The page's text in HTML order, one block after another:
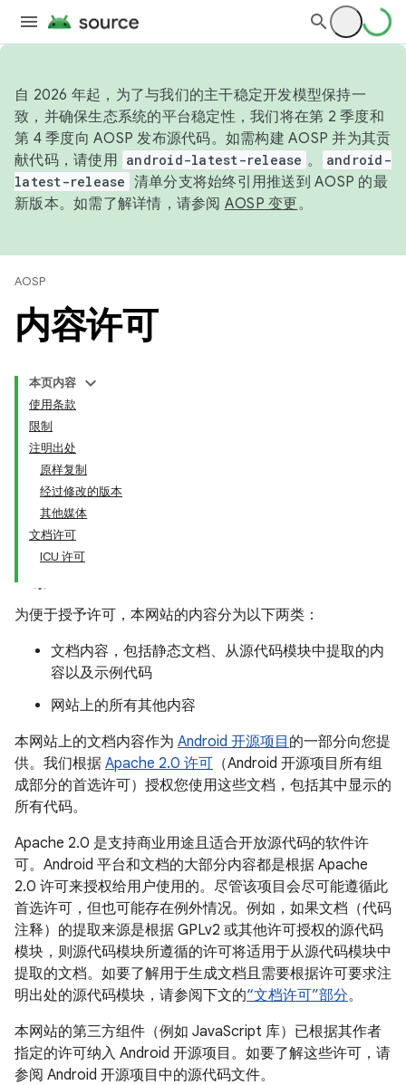
自 2026 年起，为了与我们的主干稳定开发模型保持一
致，并确保生态系统的平台稳定性，我们将在第 2 季度和
第 4 季度向 AOSP 发布源代码。如需构建 AOSP 并为其贡
献代码，请使用 android-latest-release 。
android-
latest-release 清单分支将始终引用推送到 AOSP 的最
新版本。如需了解详情，请参阅 AOSP 变更。
AOSP
内容许可
本页内容
使用条款
限制
注明出处
原样复制
经过修改的版本
其他媒体
文档许可
ICU 许可
为便于授予许可，本网站的内容分为以下两类：
文档内容，包括静态文档、从源代码模块中提取的内
容以及示例代码
网站上的所有其他内容
本网站上的文档内容作为 Android 开源项目 的一部分向您提
供。我们根据 Apache 2.0 许可 （Android 开源项目所有组
成部分的首选许可）授权您使用这些文档，包括其中显示的
所有代码。
Apache 2.0 是支持商业用途且适合开放源代码的软件许
可。Android 平台和文档的大部分内容都是根据 Apache
2.0 许可来授权给用户使用的。尽管该项目会尽可能遵循此
首选许可，但也可能存在例外情况。例如，如果文档（代码
注释）的提取来源是根据 GPLv2 或其他许可授权的源代码
模块，则源代码模块所遵循的许可将适用于从源代码模块中
提取的文档。如要了解用于生成文档且需要根据许可要求注
明出处的源代码模块，请参阅下文的“文档许可”部分。
本网站的第三方组件（例如 JavaScript 库）已根据其作者
指定的许可纳入 Android 开源项目。如要了解这些许可，请
参阅 Android 开源项目中的源代码文件。